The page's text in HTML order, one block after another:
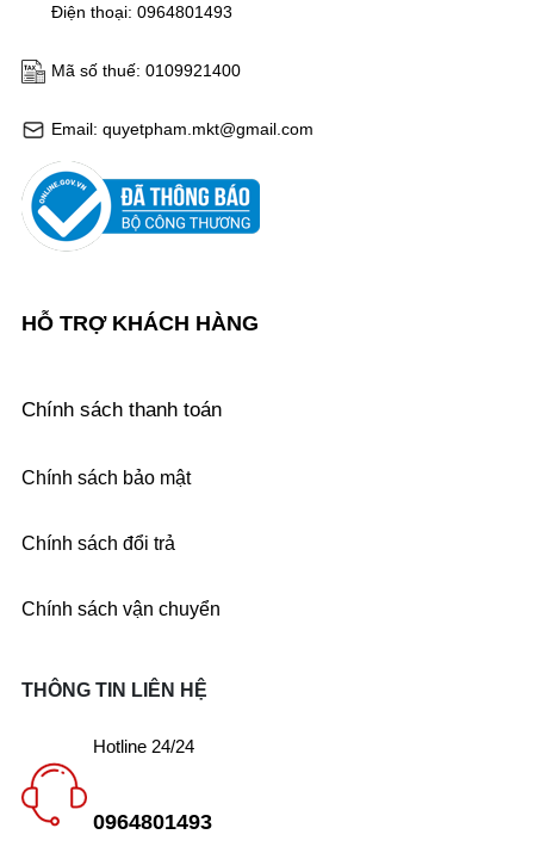
Email: quyetpham.mkt@gmail.com
Mã số thuế: 0109921400
Điện thoại: 0964801493
HỖ TRỢ KHÁCH HÀNG
Chính sách thanh toán
Chính sách bảo mật
Chính sách đổi trả
Chính sách vận chuyển
THÔNG TIN LIÊN HỆ
Hotline 24/24
0964801493